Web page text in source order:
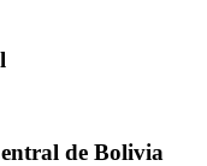
de Bolivia